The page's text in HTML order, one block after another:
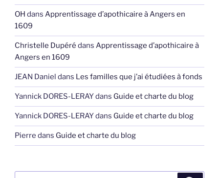
OH dans Apprentissage d’apothicaire à Angers en
1609
Christelle Dupéré dans Apprentissage d’apothicaire à
Angers en 1609
JEAN Daniel dans Les familles que j’ai étudiées à fonds
Yannick DORES-LERAYdans Guide et charte du blog
Yannick DORES-LERAYdans Guide et charte du blog
Pierre dans Guide et charte du blog